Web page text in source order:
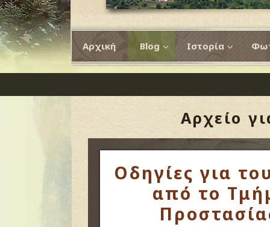
Αρχική Blog Ιστορία
Αρχείο
Οδηγίες για
από το